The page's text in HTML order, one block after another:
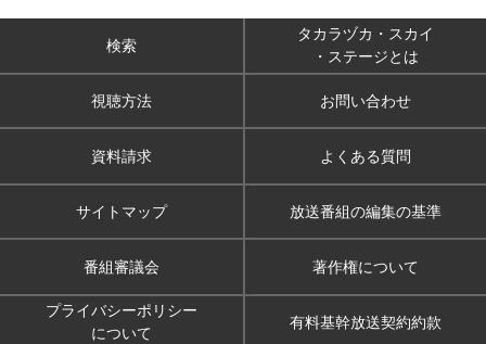
検索
タカラヅカ・スカイ
・ステージとは
視聴方法 お問い合わせ
資料請求 よくある質問
サイトマップ 放送番組の編集の基準
番組審議会 著作権について
プライバシーポリシー
について
有料基幹放送契約約款